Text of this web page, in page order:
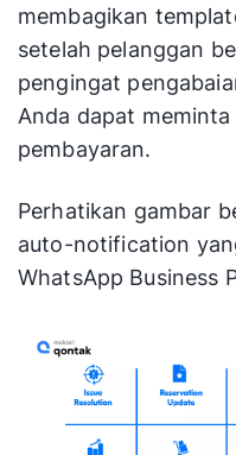
membagikan
setelah pelanggan
pengingat
Anda dapat
pembayaran.
Perhatikan gambar
auto-notification
WhatsApp Business